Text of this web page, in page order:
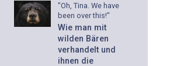
"Oh, Tina. We have
been over this!"
Wie man mit
wilden Bären
verhandelt und
ihnen die